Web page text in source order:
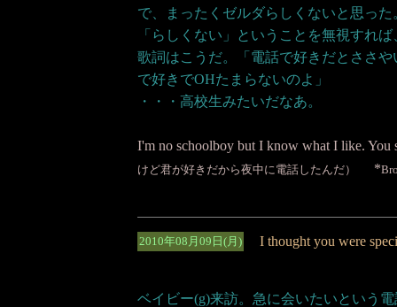
で、まったくゼルダらしくないと思った
「らしくない」ということを無視すれ
歌詞はこうだ。「電話で好きだとささ
で好きでOHたまらないのよ」
・・・高校生みたいだなあ。
I'm no schoolboy but I know what I like. You
けど君が好きだから夜中に電話したんだ） *
2010年08月09日(月) I thought you were
ベイビー(g)来訪。急に会いたいという